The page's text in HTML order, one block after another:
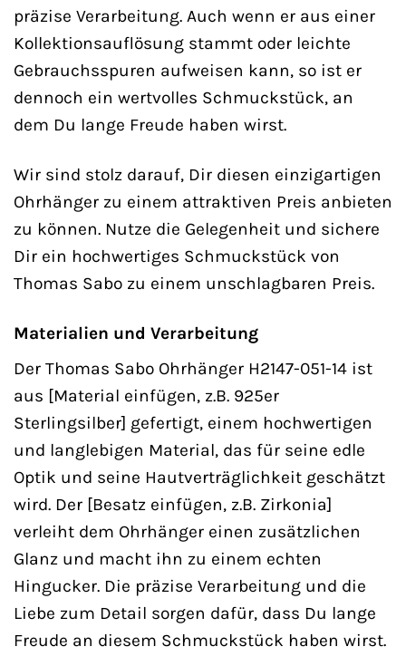
präzise Verarbeitung. Auch wenn er aus einer
Kollektionsauflösung stammt oder leichte
Gebrauchsspuren aufweisen kann, so ist er
dennoch ein wertvolles Schmuckstück, an
dem Du lange Freude haben wirst.
Wir sind stolz darauf, Dir diesen einzigartigen
Ohrhänger zu einem attraktiven Preis anbieten
zu können. Nutze die Gelegenheit und sichere
Dir ein hochwertiges Schmuckstück von
Thomas Sabo zu einem unschlagbaren Preis.
Materialien und Verarbeitung
Der Thomas Sabo Ohrhänger H2147-051-14 ist
aus [Material einfügen, z.B. 925er
Sterlingsilber] gefertigt, einem hochwertigen
und langlebigen Material, das für seine edle
Optik und seine Hautverträglichkeit geschätzt
wird. Der [Besatz einfügen, z.B. Zirkonia]
verleiht dem Ohrhänger einen zusätzlichen
Glanz und macht ihn zu einem echten
Hingucker. Die präzise Verarbeitung und die
Liebe zum Detail sorgen dafür, dass Du lange
Freude an diesem Schmuckstück haben wirst.